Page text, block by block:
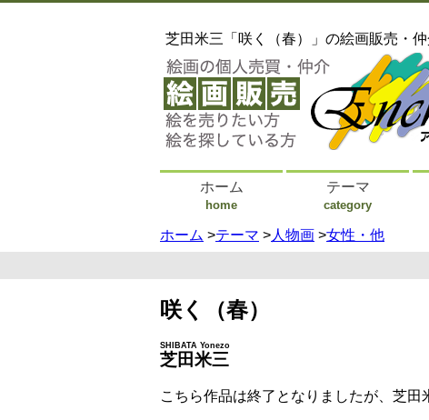
芝田米三「咲く（春）」の絵画販売・
ホーム
home
テーマ
category
ホーム >テーマ >人物画 >女性・他
咲く（春）
芝田米三
SHIBATA Yonezo
こちら作品は終了となりましたが、芝田